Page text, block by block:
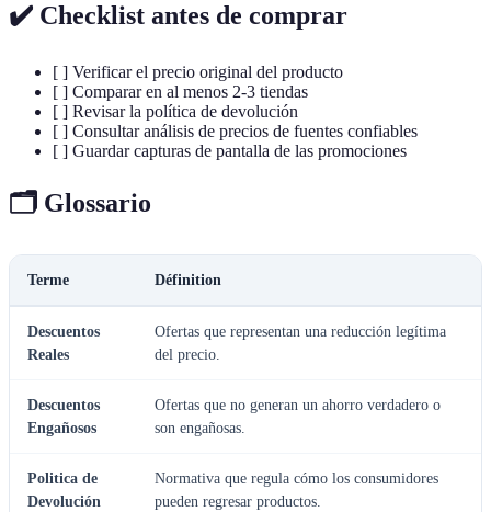
✔️ Checklist antes de comprar
[ ] Verificar el precio original del producto
[ ] Comparar en al menos 2-3 tiendas
[ ] Revisar la política de devolución
[ ] Consultar análisis de precios de fuentes confiables
[ ] Guardar capturas de pantalla de las promociones
🗂️ Glossario
Terme Définition
Descuentos
Reales
Ofertas que representan una reducción legítima
del precio.
Descuentos
Engañosos
Ofertas que no generan un ahorro verdadero o
son engañosas.
Politica de
Devolución
Normativa que regula cómo los consumidores
pueden regresar productos.